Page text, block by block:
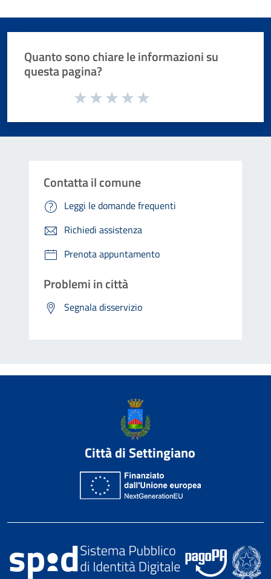
Quanto sono chiare le informazioni su
questa pagina?
Valuta da 1 a 5 stelle la pagina
Contatta il comune
Leggi le domande frequenti
Richiedi assistenza
Prenota appuntamento
Problemi in città
Segnala disservizio
Città di Settingiano